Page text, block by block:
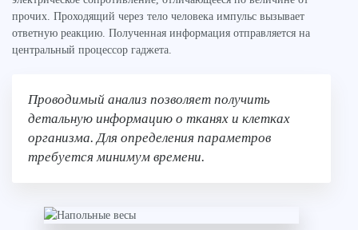
прочих. Проходящий через тело человека импульс вызывает
ответную реакцию. Полученная информация отправляется на
центральный процессор гаджета.
Проводимый анализ позволяет получить
детальную информацию о тканях и клетках
организма. Для определения параметров
требуется минимум времени.